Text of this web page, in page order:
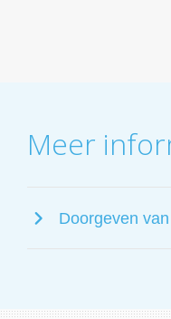
Meer
Doorgeven